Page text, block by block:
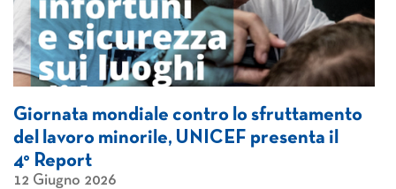
Giornata mondiale contro lo sfruttamento
del lavoro minorile, UNICEF presenta il
4° Report
12 Giugno 2026